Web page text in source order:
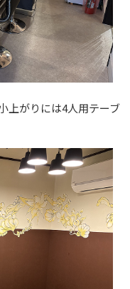
上がりには4人用テーブ